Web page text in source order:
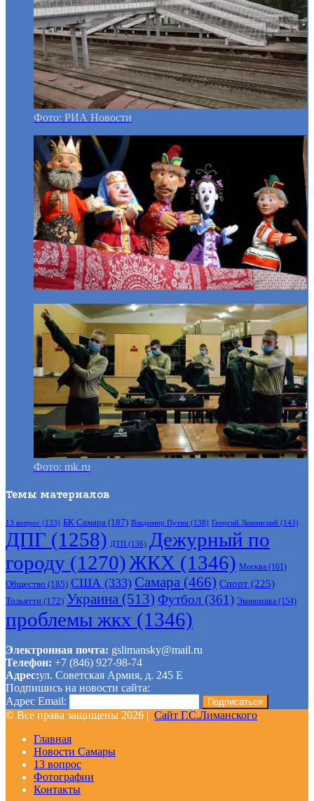
Фото: РИА Новости
Фото: mk.ru
Темы материалов
13 вопрос (133) БК Самара (187) Владимир Путин (138) Георгий Лиманский (143)
ДПГ (1258) ДТП (136) Дежурный по
городу (1270)ЖКХ (1346) Москва (161)
Общество (185) США (333) Самара (466) Спорт (225)
Тольятти (172) Украина (513) Футбол (361) Экономика (154)
проблемы жкх (1346)
Электронная почта: gslimansky@mail.ru
Телефон: +7 (846) 927-98-74
Адрес:ул. Советская Армия, д. 245 Е
Подпишись на новости сайта:
Адрес Email:
© Все права защищены 2026 | Сайт Г.С.Лиманского
Главная
Новости Самары
13 вопрос
Фотографии
Контакты